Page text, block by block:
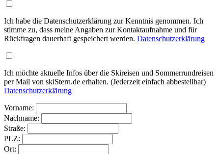
Ich habe die Datenschutzerklärung zur Kenntnis genommen. Ich
stimme zu, dass meine Angaben zur Kontaktaufnahme und für
Rückfragen dauerhaft gespeichert werden. Datenschutzerklärung
Ich möchte aktuelle Infos über die Skireisen und Sommerrundreisen
per Mail von skiStern.de erhalten. (Jederzeit einfach abbestellbar)
Datenschutzerklärung
Vorname:
Nachname:
Straße:
PLZ:
Ort: